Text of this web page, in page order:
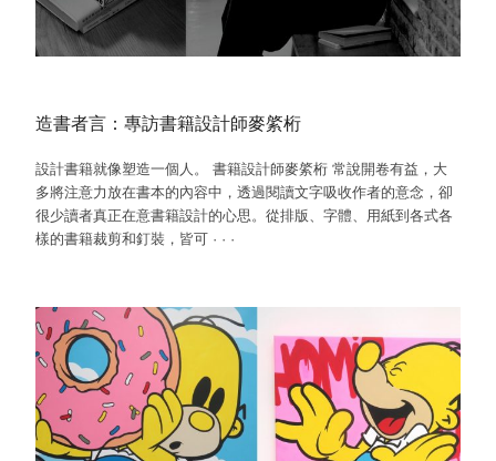
造書者言：專訪書籍設計師麥綮桁
設計書籍就像塑造一個人。 書籍設計師麥綮桁 常說開卷有益，大
多將注意力放在書本的內容中，透過閱讀文字吸收作者的意念，卻
很少讀者真正在意書籍設計的心思。從排版、字體、用紙到各式各
樣的書籍裁剪和釘裝，皆可 · · ·